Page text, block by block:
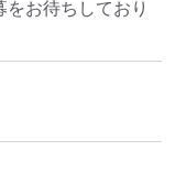
をお待ちしており